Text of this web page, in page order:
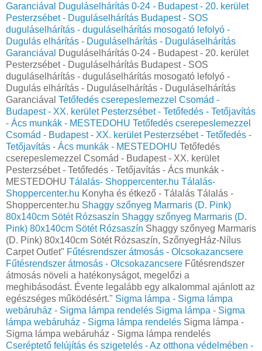
Garanciával
Duguláselhárítás 0-24 - Budapest - 20. kerület
Pesterzsébet - Duguláselhárítás Budapest - SOS
duguláselhárítás - duguláselhárítás mosogató lefolyó -
Dugulás elhárítás - Duguláselhárítás - Duguláselhárítás
Garanciával
Duguláselhárítás 0-24 - Budapest - 20. kerület
Pesterzsébet - Duguláselhárítás Budapest - SOS
duguláselhárítás - duguláselhárítás mosogató lefolyó -
Dugulás elhárítás - Duguláselhárítás - Duguláselhárítás
Garanciával Tetőfedés cserepeslemezzel Csomád -
Budapest - XX. kerület Pesterzsébet - Tetőfedés - Tetőjavítás
- Ács munkák - MESTEDOHU Tetőfedés cserepeslemezzel
Csomád - Budapest - XX. kerület Pesterzsébet - Tetőfedés -
Tetőjavítás - Ács munkák - MESTEDOHU Tetőfedés
cserepeslemezzel Csomád - Budapest - XX. kerület
Pesterzsébet - Tetőfedés - Tetőjavítás - Ács munkák -
MESTEDOHU Tálalás- Shoppercenter.hu Tálalás-
Shoppercenter.hu Konyha és étkező - Tálalás Tálalás -
Shoppercenter.hu Shaggy szőnyeg Marmaris (D. Pink)
80x140cm Sötét Rózsaszín Shaggy szőnyeg Marmaris (D.
Pink) 80x140cm Sötét Rózsaszín Shaggy szőnyeg Marmaris
(D. Pink) 80x140cm Sötét Rózsaszín, SzőnyegHáz-Nílus
Carpet Outlet" Fűtésrendszer átmosás - Olcsokazancsere
Fűtésrendszer átmosás - Olcsokazancsere Fűtésrendszer
átmosás növeli a hatékonyságot, megelőzi a
meghibásodást. Évente legalább egy alkalommal ajánlott az
egészséges működésért." Sigma lámpa - Sigma lámpa
webáruház - Sigma lámpa rendelés Sigma lámpa - Sigma
lámpa webáruház - Sigma lámpa rendelés Sigma lámpa -
Sigma lámpa webáruház - Sigma lámpa rendelés
Cseréptető felújítás és szigetelés - Az otthona védelmében -